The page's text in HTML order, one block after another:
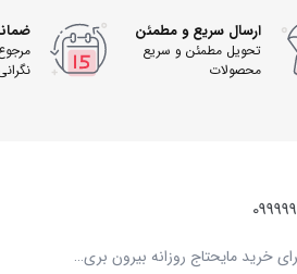
ارسال سریع و مطمئن
تحویل مطمئن و سریع
محصولات
خرید مایحتاج روزانه بیرون بری…